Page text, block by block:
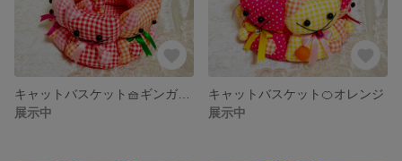
展示中
キャットバスケット🍊オレンジ
展示中